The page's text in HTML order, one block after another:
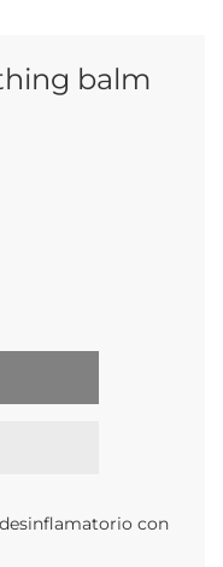
balm
con